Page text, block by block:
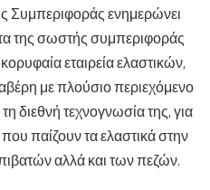
Συμπεριφοράς ενημερώνει
της σωστής συμπεριφοράς
εταιρεία ελαστικών,
με πλούσιο περιεχόμενο
διεθνή τεχνογνωσία της, για
παίζουν τα ελαστικά στην
αλλά και των πεζών.